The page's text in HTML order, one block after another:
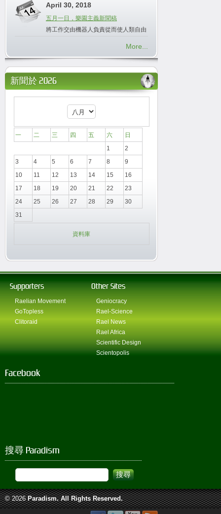
April 30, 2018
五月一日，樂園主義新聞稿
將工作交由機器人負責從而使人類自由
More...
新聞於 2026
一 二 三 四 五 六
日
1
2
3
4 5 6 7 8
9
10
11 12 13 14 15
16
17
18 19 20 21 22
23
24
25 26 27 28 29
30
31
資料庫
Supporters
Raelian Movement
GoTopless
Clitoraid
Other Sites
Geniocracy
Rael-Science
Rael News
Rael Africa
Scientific Design
Scientopolis
Facebook
搜尋 Paradism
© 2026Paradism. All Rights Reserved.